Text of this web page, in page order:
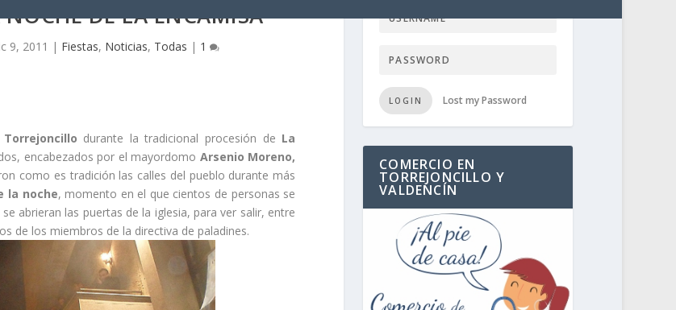
DE LA ENCAMISÁ
9, 2011 | Fiestas, Noticias, Todas | 1
Torrejoncillo durante la tradicional procesión de La
encabezados por el mayordomo Arsenio Moreno,
como es tradición las calles del pueblo durante más
la noche, momento en el que cientos de personas se
abrieran las puertas de la iglesia, para ver salir, entre
de los miembros de la directiva de paladines.
LOGIN Lost my Password
COMERCIO EN
TORREJONCILLO Y
VALDENCÍN